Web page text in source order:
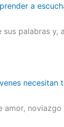
a
palabras
necesitan